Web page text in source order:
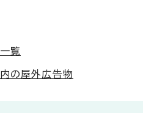
覧
の屋外広告物